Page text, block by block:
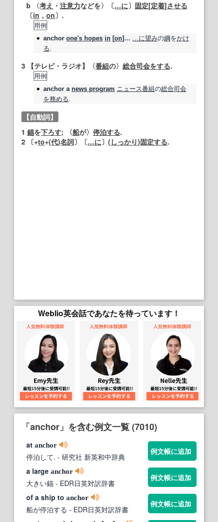
b 〈考え ・ 注意力などを〉〔…に〕 固定[定着]させる
〔in ， on〕.
用例
anchor one's hopes in [on]… …に望みの綱をかけ
る.
3 【テレビ・ラジオ】 〈番組の〉 総合司会をする.
用例
anchor a news program ニュース番組の総合司会
を務める.
【自動詞】
1 錨を下ろす; 〈船が〉 停泊する.
2 〔+to+(代)名詞〕〔…に〕( しっかり)固定する.
Weblio英会話であなたを待っています！
「anchor」を含む例文一覧 (7010)
at anchor
停泊して. - 研究社 新英和中辞典
例文帳に追加
a large anchor
大きい錨 - EDR日英対訳辞書
例文帳に追加
of a ship to anchor
船が停泊する - EDR日英対訳辞書
例文帳に追加